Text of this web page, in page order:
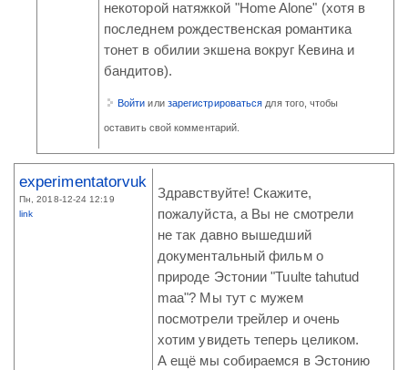
некоторой натяжкой "Home Alone" (хотя в
последнем рождественская романтика
тонет в обилии экшена вокруг Кевина и
бандитов).
Войти или зарегистрироваться для того, чтобы
оставить свой комментарий.
experimentatorvuk
Пн, 2018-12-24 12:19
link
Здравствуйте! Скажите,
пожалуйста, а Вы не смотрели
не так давно вышедший
документальный фильм о
природе Эстонии "Tuulte tahutud
maa"? Мы тут с мужем
посмотрели трейлер и очень
хотим увидеть теперь целиком.
А ещё мы собираемся в Эстонию